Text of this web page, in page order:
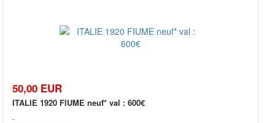
50,00 EUR
ITALIE 1920 FIUME neuf* val : 600€